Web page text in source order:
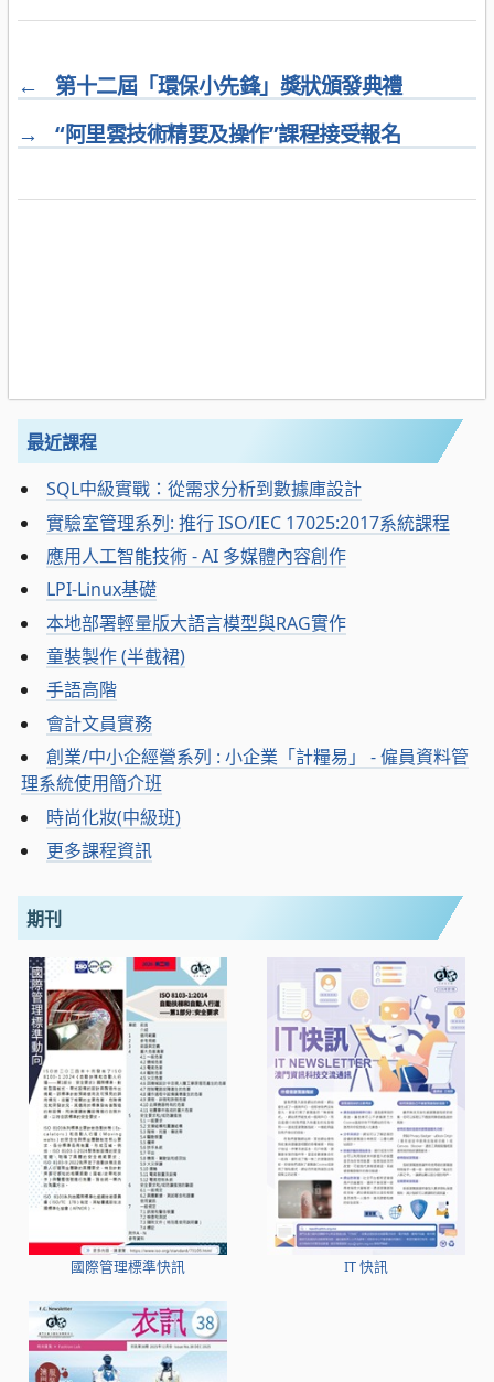
←
第十二屆「環保小先鋒」獎狀頒發典禮
→
“阿里雲技術精要及操作”課程接受報名
最近課程
SQL中級實戰：從需求分析到數據庫設計
實驗室管理系列: 推行 ISO/IEC 17025:2017系統課程
應用人工智能技術 - AI 多媒體內容創作
LPI-Linux基礎
本地部署輕量版大語言模型與RAG實作
童裝製作 (半截裙)
手語高階
會計文員實務
創業/中小企經營系列 : 小企業「計糧易」 - 僱員資料管
理系統使用簡介班
時尚化妝(中級班)
更多課程資訊
期刊
國際管理標準快訊 IT 快訊